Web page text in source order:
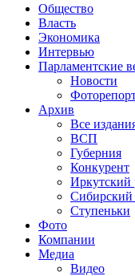
Общество
Власть
Экономика
Интервью
Парламентские
Новости
Архив
Все
ВСП
Губерния
Конкурент
Иркутский
Сибирский
Ступеньки
Фото
Компании
Медиа
Видео